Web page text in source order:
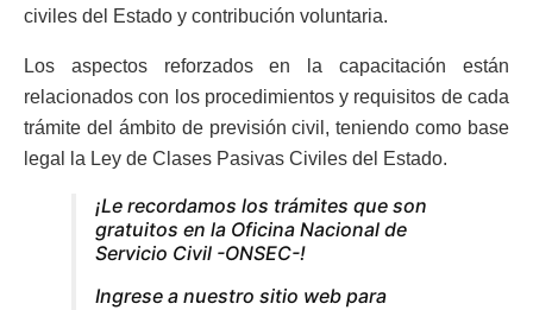
civiles del Estado y contribución voluntaria.
Los aspectos reforzados en la capacitación están
relacionados con los procedimientos y requisitos de cada
trámite del ámbito de previsión civil, teniendo como base
legal la Ley de Clases Pasivas Civiles del Estado.
¡Le recordamos los trámites que son
gratuitos en la Oficina Nacional de
Servicio Civil -ONSEC-!
Ingrese a nuestro sitio web para